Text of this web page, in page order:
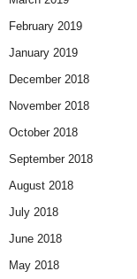
February 2019
January 2019
December 2018
November 2018
October 2018
September 2018
August 2018
July 2018
June 2018
May 2018